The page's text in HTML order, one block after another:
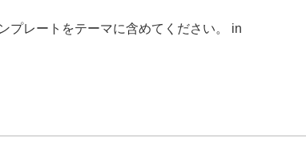
プレートをテーマに含めてください。 in